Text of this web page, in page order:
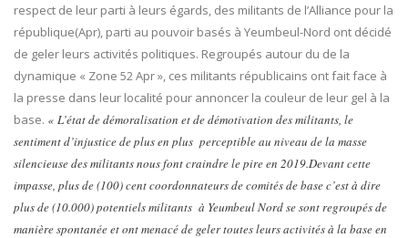
respect de leur parti à leurs égards, des militants de l’Alliance pour la
république(Apr), parti au pouvoir basés à Yeumbeul-Nord ont décidé
de geler leurs activités politiques. Regroupés autour du de la
dynamique « Zone 52 Apr », ces militants républicains ont fait face à
la presse dans leur localité pour annoncer la couleur de leur gel à la
base. « L’état de démoralisation et de démotivation des militants, le
sentiment d’injustice de plus en plus perceptible au niveau de la masse
silencieuse des militants nous font craindre le pire en 2019.Devant cette
impasse, plus de (100) cent coordonnateurs de comités de base c’est à dire
plus de (10.000) potentiels militants à Yeumbeul Nord se sont regroupés de
manière spontanée et ont menacé de geler toutes leurs activités à la base en